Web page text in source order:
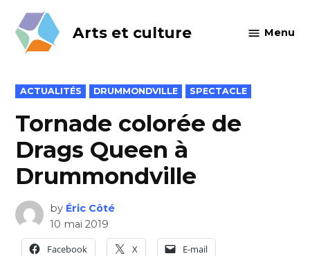
content
Arts et culture Menu
POSTED
IN
ACTUALITÉS DRUMMONDVILLE SPECTACLE
Tornade colorée de
Drags Queen à
Drummondville
by Éric Côté
10 mai 2019
Facebook
X E-mail